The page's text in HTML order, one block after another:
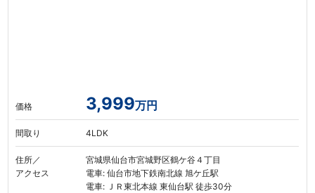
価格 3,999万円
間取り 4LDK
住所／
アクセス
宮城県仙台市宮城野区鶴ケ谷４丁目
電車: 仙台市地下鉄南北線 旭ケ丘駅
電車: ＪＲ東北本線 東仙台駅 徒歩30分